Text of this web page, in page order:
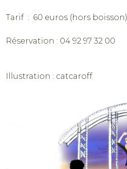
Tarif : 60 euros (hors boisson)
Réservation : 04 92 97 32 00
Illustration : catcaroff